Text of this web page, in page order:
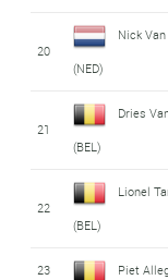
20
Nick
(NED)
21
Dries
(BEL)
22
Lionel
(BEL)
23 Piet